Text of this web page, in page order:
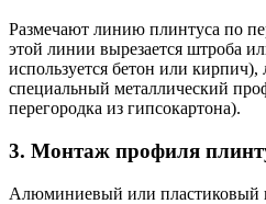
Размечают линию плинтуса по
этой линии вырезается штроба
используется бетон или кирпич),
специальный металлический
перегородка из гипсокартона).
3. Монтаж профиля
Алюминиевый или пластиковый